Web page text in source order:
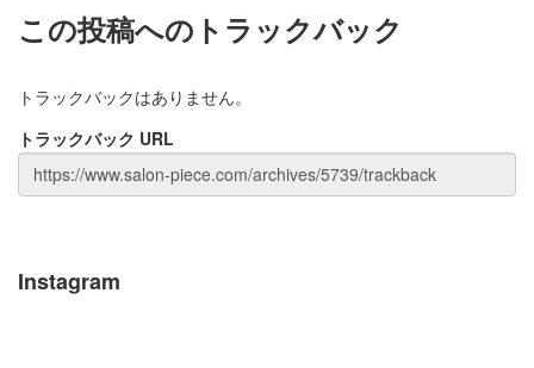
この投稿へのトラックバック
トラックバックはありません。
トラックバック URL
Instagram